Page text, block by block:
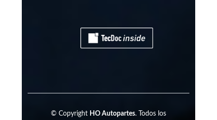
© Copyright HO Autopartes. Todos los